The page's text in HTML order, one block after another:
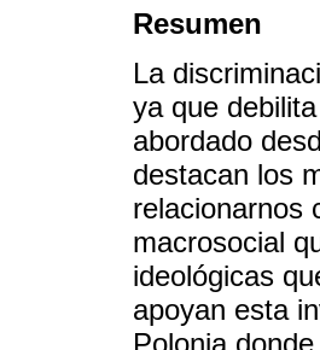
Resumen
La
ya que
abordado
destacan los
relacionarnos
macrosocial
ideológicas
apoyan esta
Polonia